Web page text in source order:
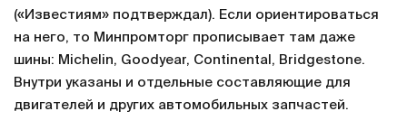
(«Известиям» подтверждал). Если ориентироваться
на него, то Минпромторг прописывает там даже
шины: Michelin, Goodyear, Continental, Bridgestone.
Внутри указаны и отдельные составляющие для
двигателей и других автомобильных запчастей.